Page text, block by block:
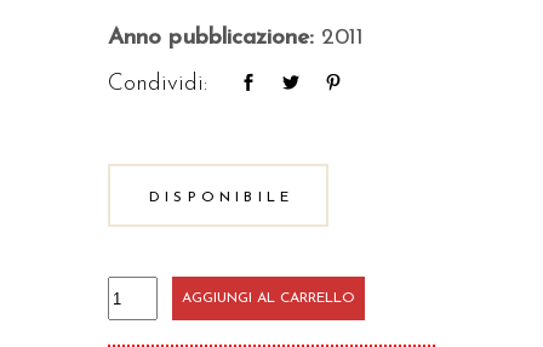
Anno pubblicazione: 2011
Condividi:
DISPONIBILE
Verso
la
AGGIUNGI AL CARRELLO